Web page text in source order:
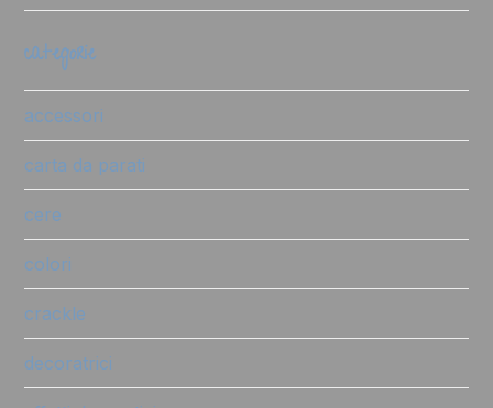
categorie
accessori
carta da parati
cere
colori
crackle
decoratrici